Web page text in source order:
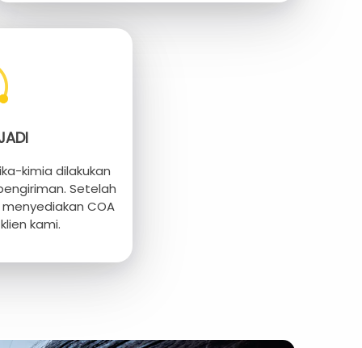
kimia dilakukan
Setelah
COA
kami.